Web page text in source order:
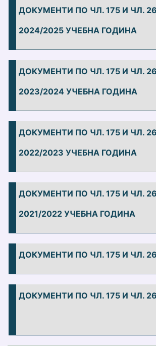
ДОКУМЕНТИ ПО ЧЛ. 175 И ЧЛ.
2024/2025 УЧЕБНА ГОДИНА
ДОКУМЕНТИ ПО ЧЛ. 175 И ЧЛ.
2023/2024 УЧЕБНА ГОДИНА
ДОКУМЕНТИ ПО ЧЛ. 175 И ЧЛ.
2022/2023 УЧЕБНА ГОДИНА
ДОКУМЕНТИ ПО ЧЛ. 175 И ЧЛ.
2021/2022 УЧЕБНА ГОДИНА
ДОКУМЕНТИ ПО ЧЛ. 175 И ЧЛ.
ДОКУМЕНТИ ПО ЧЛ. 175 И ЧЛ.